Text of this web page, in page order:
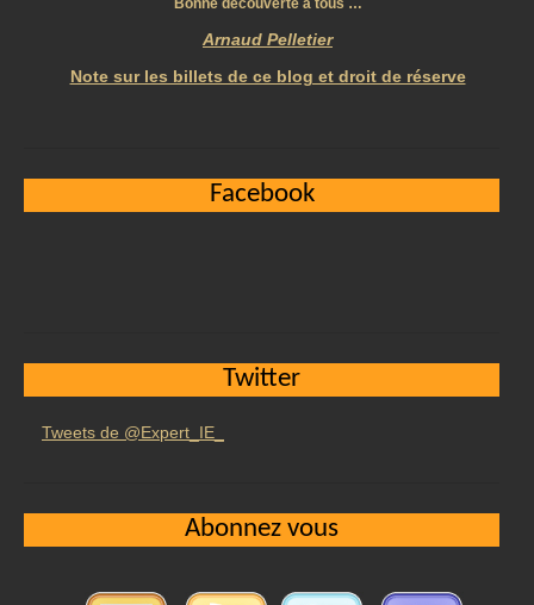
Bonne découverte à tous …
Arnaud Pelletier
Note sur les billets de ce blog et droit de réserve
Facebook
Twitter
Tweets de @Expert_IE_
Abonnez vous